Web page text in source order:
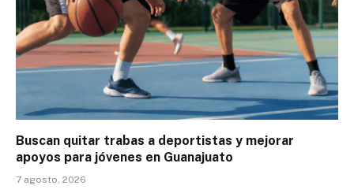
Buscan quitar trabas a deportistas y mejorar
apoyos para jóvenes en Guanajuato
7 agosto, 2026